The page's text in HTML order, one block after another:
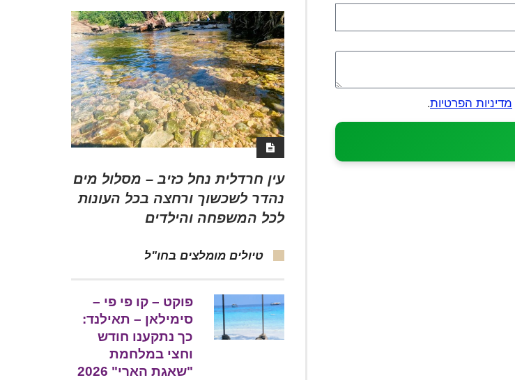
מדיניות הפרטיות.
עין חרדלית נחל כזיב – מסלול מים
נהדר לשכשוך ורחצה בכל העונות
לכל המשפחה והילדים
טיולים מומלצים בחו"ל
פוקט – קו פי פי –
סימילאן – תאילנד:
כך נתקענו חודש
וחצי במלחמת
"שאגת הארי" 2026